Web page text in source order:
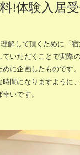
!体験入居
解して頂くために「
ていただくことで実際
めに企画したものです
時間になりますように
いです。